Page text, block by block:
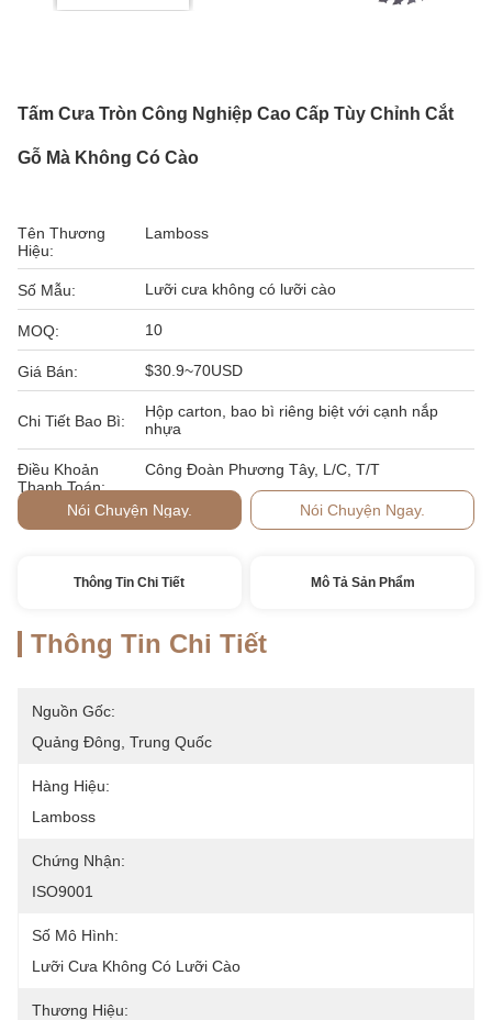
Tấm Cưa Tròn Công Nghiệp Cao Cấp Tùy Chỉnh Cắt
Gỗ Mà Không Có Cào
Tên Thương
Hiệu:
Lamboss
Số Mẫu: Lưỡi cưa không có lưỡi cào
MOQ: 10
Giá Bán: $30.9~70USD
Chi Tiết Bao Bì:
Hộp carton, bao bì riêng biệt với cạnh nắp
nhựa
Điều Khoản
Thanh Toán:
Công Đoàn Phương Tây, L/C, T/T
Nói Chuyện Ngay. Nói Chuyện Ngay.
Thông Tin Chi Tiết Mô Tả Sản Phẩm
Thông Tin Chi Tiết
Nguồn Gốc:
Quảng Đông, Trung Quốc
Hàng Hiệu:
Lamboss
Chứng Nhận:
ISO9001
Số Mô Hình:
Lưỡi Cưa Không Có Lưỡi Cào
Thương Hiệu: